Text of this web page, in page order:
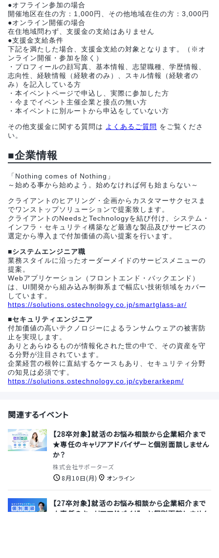
●オフライン参加の場合
開催地区在住の方：1,000円、その他地域在住の方：3,000円
●オンライン開催の場合
在住地域問わず、支援金の支給はありません
●支援金支給条件
下記を満たした場合、支援金支給の対象となります。（※オ
ンライン開催・参加を除く）
・プロフィールの顔写真、基本情報、志望職種、学歴情報、
志向性、経験情報（経験者のみ）、スキル情報（経験者の
み）を記入している方
・本イベントページで申込し、実際に参加した方
・今までイベント主催企業と接点の無い方
・本イベントに別ルートから申込をしていない方
その他支援金に関する質問は よくあるご質問 をご覧くださ
い。
■企業情報
「Nothing comes of Nothing」
～始める事から始めよう。始めなければ何も始まらない～
クライアントのヒアリング・企画からカスタマーサクセスま
でワンストップソリューションで提案致します。
クライアントのNeedsとTechnologyを結び付け、システム・
インフラ・セキュリティ構築など最適な製品及びサービスの
選定から導入まで付加価値の高い提案を行います。
■システムエンジニア職
業務スタイルに沿ったオーダーメイドのサービスメニューの
提案。
Webアプリケーション（フロントエンド・バックエンド）
は、UI開発から組み込み制御系まで幅広い技術領域をカバー
しています。
https://solutions.ostechnology.co.jp/smartglass-ar/
■セキュリティエンジニア
付加価値の高いテクノロジーによるランサムウェアの被害防
止を実現します。
ありとあらゆるものが情報化された世の中で、その資産を守
る分野が注目されています。
企業経営の根幹に直結するケースもあり、セキュリティ分野
の知見は必須です。
https://solutions.ostechnology.co.jp/cyberarkepm/
関連するイベント
【28卒対象】就活のお悩み相談から企業紹介まで
★専任のキャリアアドバイザーと個別面談しません
か？
株式会社サポーターズ
8月10日(月)
オンライン
【27卒対象】就活のお悩み相談から企業紹介まで
★専任のキャリアアドバイザーと個別面談しません